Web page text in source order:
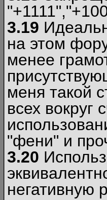
3.19
на этом
менее
меня такой
всех вокруг
"фени" и
3.20
негативную